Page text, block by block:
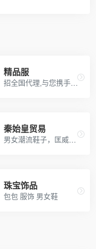
精品服
秦始皇贸易
珠宝饰品
包包 服饰 男女鞋